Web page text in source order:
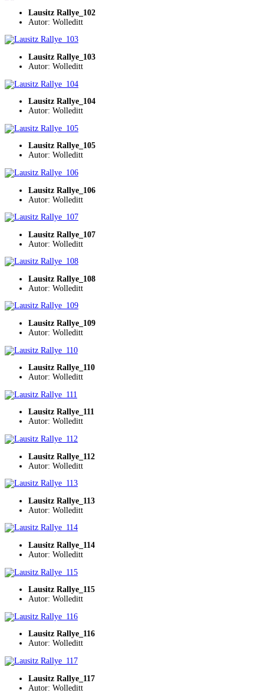
Lausitz Rallye_102
Autor: Wolleditt
Lausitz Rallye_103
Autor: Wolleditt
Lausitz Rallye_104
Autor: Wolleditt
Lausitz Rallye_105
Autor: Wolleditt
Lausitz Rallye_106
Autor: Wolleditt
Lausitz Rallye_107
Autor: Wolleditt
Lausitz Rallye_108
Autor: Wolleditt
Lausitz Rallye_109
Autor: Wolleditt
Lausitz Rallye_110
Autor: Wolleditt
Lausitz Rallye_111
Autor: Wolleditt
Lausitz Rallye_112
Autor: Wolleditt
Lausitz Rallye_113
Autor: Wolleditt
Lausitz Rallye_114
Autor: Wolleditt
Lausitz Rallye_115
Autor: Wolleditt
Lausitz Rallye_116
Autor: Wolleditt
Lausitz Rallye_117
Autor: Wolleditt